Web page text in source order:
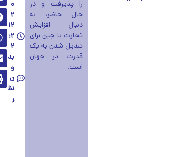
را پذیرفت و در
حال حاضر، به
دنبال افزایش
تجارت با چین برای
تبدیل شدن به یک
قدرت در جهان
است.
۰
۲
۱۲
:۲
۲
بد
و
ن
نظ
ر